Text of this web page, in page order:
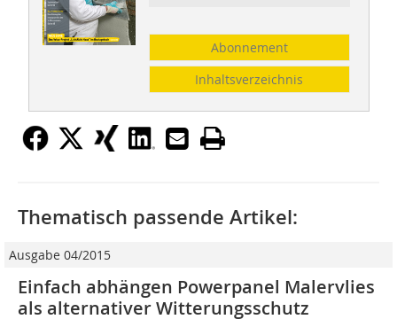
Abonnement
Inhaltsverzeichnis
Thematisch passende Artikel:
Ausgabe 04/2015
Einfach abhängen Powerpanel Malervlies
als alternativer Witterungsschutz